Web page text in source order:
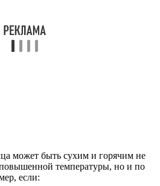
может быть сухим и горячим не
температуры, но и по
если: